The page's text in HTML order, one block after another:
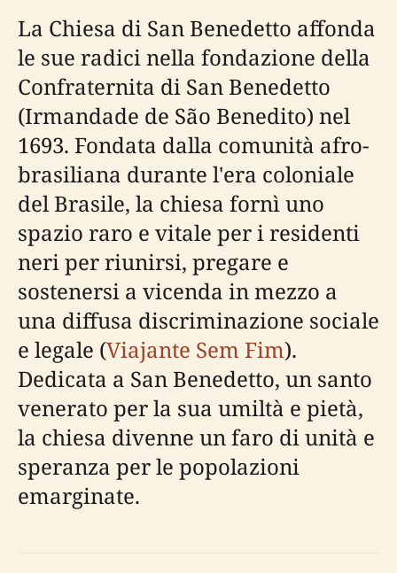
La Chiesa di San Benedetto affonda
le sue radici nella fondazione della
Confraternita di San Benedetto
(Irmandade de São Benedito) nel
1693. Fondata dalla comunità afro-
brasiliana durante l'era coloniale
del Brasile, la chiesa fornì uno
spazio raro e vitale per i residenti
neri per riunirsi, pregare e
sostenersi a vicenda in mezzo a
una diffusa discriminazione sociale
e legale (Viajante Sem Fim).
Dedicata a San Benedetto, un santo
venerato per la sua umiltà e pietà,
la chiesa divenne un faro di unità e
speranza per le popolazioni
emarginate.